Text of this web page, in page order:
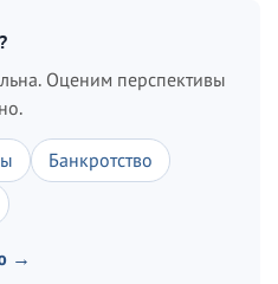
Оценим перспективы
Банкротство
→